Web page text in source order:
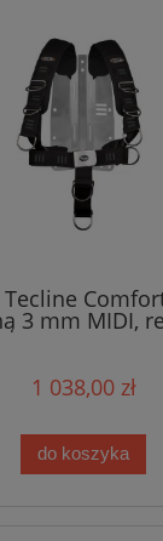
3 mm MIDI,
taśma miękka
1 038,00 zł
do koszyka